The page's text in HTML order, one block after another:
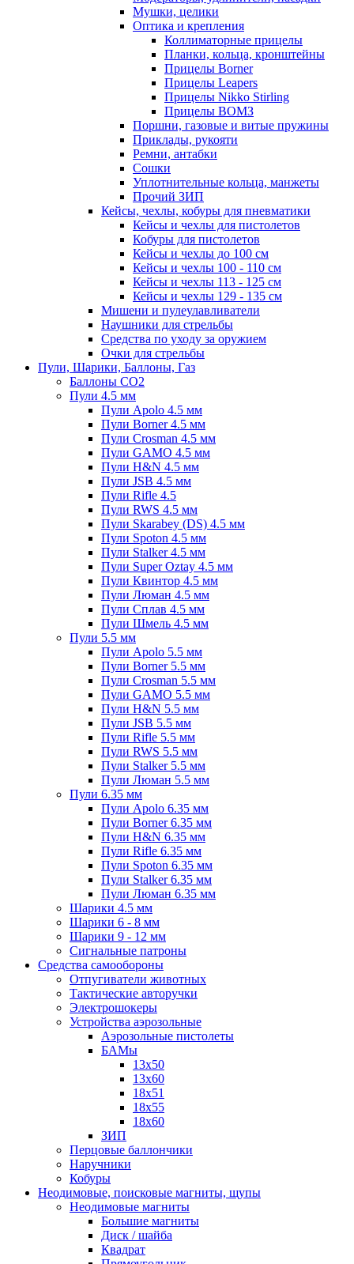
Мушки, целики
Оптика и крепления
Коллиматорные прицелы
Планки, кольца, кронштейны
Прицелы Borner
Прицелы Leapers
Прицелы Nikko Stirling
Прицелы ВОМЗ
Поршни, газовые и витые пружины
Приклады, рукояти
Ремни, антабки
Сошки
Уплотнительные кольца, манжеты
Прочий ЗИП
Кейсы, чехлы, кобуры для пневматики
Кейсы и чехлы для пистолетов
Кобуры для пистолетов
Кейсы и чехлы до 100 см
Кейсы и чехлы 100 - 110 см
Кейсы и чехлы 113 - 125 см
Кейсы и чехлы 129 - 135 см
Мишени и пулеулавливатели
Наушники для стрельбы
Средства по уходу за оружием
Очки для стрельбы
Пули, Шарики, Баллоны, Газ
Баллоны CO2
Пули 4.5 мм
Пули Apolo 4.5 мм
Пули Borner 4.5 мм
Пули Crosman 4.5 мм
Пули GAMO 4.5 мм
Пули H&N 4.5 мм
Пули JSB 4.5 мм
Пули Rifle 4.5
Пули RWS 4.5 мм
Пули Skarabey (DS) 4.5 мм
Пули Spoton 4.5 мм
Пули Stalker 4.5 мм
Пули Super Oztay 4.5 мм
Пули Квинтор 4.5 мм
Пули Люман 4.5 мм
Пули Сплав 4.5 мм
Пули Шмель 4.5 мм
Пули 5.5 мм
Пули Apolo 5.5 мм
Пули Borner 5.5 мм
Пули Crosman 5.5 мм
Пули GAMO 5.5 мм
Пули H&N 5.5 мм
Пули JSB 5.5 мм
Пули Rifle 5.5 мм
Пули RWS 5.5 мм
Пули Stalker 5.5 мм
Пули Люман 5.5 мм
Пули 6.35 мм
Пули Apolo 6.35 мм
Пули Borner 6.35 мм
Пули H&N 6.35 мм
Пули Rifle 6.35 мм
Пули Spoton 6.35 мм
Пули Stalker 6.35 мм
Пули Люман 6.35 мм
Шарики 4.5 мм
Шарики 6 - 8 мм
Шарики 9 - 12 мм
Сигнальные патроны
Средства самообороны
Отпугиватели животных
Тактические авторучки
Электрошокеры
Устройства аэрозольные
Аэрозольные пистолеты
БАМы
13х50
13х60
18х51
18х55
18х60
ЗИП
Перцовые баллончики
Наручники
Кобуры
Неодимовые, поисковые магниты, щупы
Неодимовые магниты
Большие магниты
Диск / шайба
Квадрат